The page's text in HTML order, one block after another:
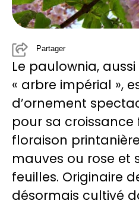
Partager
Le paulownia,
« arbre impérial »,
d’ornement
pour sa
floraison
mauves ou rose et
feuilles. Originaire
désormais cultivé